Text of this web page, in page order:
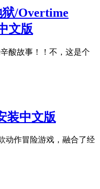
狱/Overtime
文版
酸故事！！不，这是个
装中文版
动作冒险游戏，融合了经